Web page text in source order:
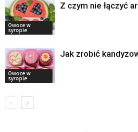
Owoce w
syropie
Z czym nie łączyć
Owoce w
syropie
Jak zrobić